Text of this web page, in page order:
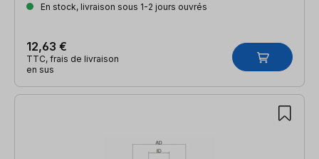
En stock, livraison sous 1-2 jours ouvrés
12,63 €
TTC, frais de livraison
en sus